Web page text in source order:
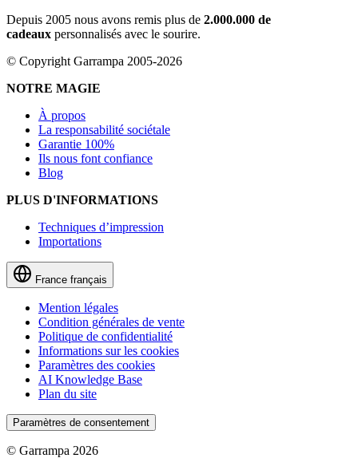
Depuis 2005 nous avons remis plus de 2.000.000 de
cadeaux personnalisés avec le sourire.
© Copyright Garrampa 2005-2026
NOTRE MAGIE
À propos
La responsabilité sociétale
Garantie 100%
Ils nous font confiance
Blog
PLUS D'INFORMATIONS
Techniques d’impression
Importations
France français
Mention légales
Condition générales de vente
Politique de confidentialité
Informations sur les cookies
Paramètres des cookies
AI Knowledge Base
Plan du site
Paramètres de consentement
© Garrampa 2026